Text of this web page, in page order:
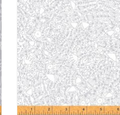
TOEVOEGEN AAN